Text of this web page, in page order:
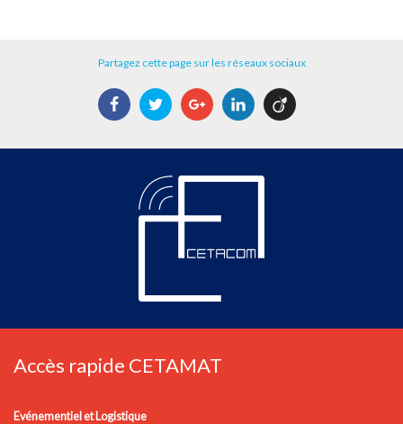
Partagez cette page sur les réseaux sociaux
FacebookTwitter Google+LinkedIn
Accès rapide CETAMAT
Evénementiel et Logistique